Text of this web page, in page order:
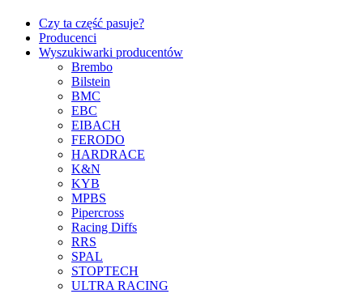
Czy ta część pasuje?
Producenci
Wyszukiwarki producentów
Brembo
Bilstein
BMC
EBC
EIBACH
FERODO
HARDRACE
K&N
KYB
MPBS
Pipercross
Racing Diffs
RRS
SPAL
STOPTECH
ULTRA RACING